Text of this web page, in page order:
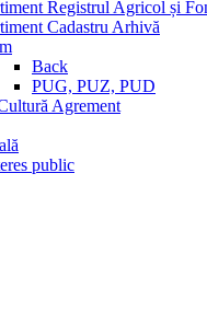
Registrul Agricol și
Cadastru Arhivă
Back
PUG, PUZ, PUD
Agrement
public